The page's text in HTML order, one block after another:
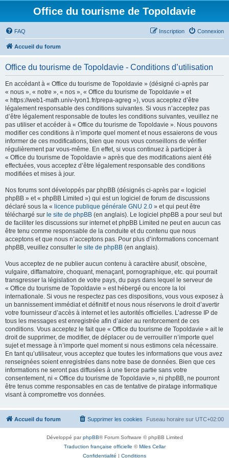
Office du tourisme de Topoldavie
FAQ Connexion
Inscription
Accueil du forum
Office du tourisme de Topoldavie - Conditions d’utilisation
En accédant à « Office du tourisme de Topoldavie » (désigné ci-après par
« nous », « notre », « nos », « Office du tourisme de Topoldavie » et
« https://web1-math.univ-lyon1.fr/prepa-agreg »), vous acceptez d’être
légalement responsable des conditions suivantes. Si vous n’acceptez pas
d’être légalement responsable de toutes les conditions suivantes, veuillez ne
pas utiliser et accéder à « Office du tourisme de Topoldavie ». Nous pouvons
modifier ces conditions à n’importe quel moment et nous essaierons de vous
informer de ces modifications, bien que nous vous conseillons de vérifier
régulièrement par vous-même. En effet, si vous continuez à participer à
« Office du tourisme de Topoldavie » après que des modifications aient été
effectuées, vous acceptez d’être légalement responsable des conditions
modifiées et mises à jour.
Nos forums sont développés par phpBB (désignés ci-après par « logiciel
phpBB » et « phpBB Limited ») qui est un logiciel de forum de discussions
déclaré sous la « licence publique générale GNU 2.0 » et qui peut être
téléchargé sur le site de phpBB (en anglais). Le logiciel phpBB a pour seul but
de faciliter les discussions sur internet et phpBB Limited ne peut en aucun cas
être tenu comme responsable de la conduite et du contenu que nous
acceptons et que nous n’acceptons pas. Pour plus d’informations concernant
phpBB, veuillez consulter le site de phpBB (en anglais).
Vous acceptez de ne publier aucun contenu à caractère abusif, obscène,
vulgaire, diffamatoire, choquant, menaçant, pornographique, etc. qui pourrait
transgresser la législation de votre pays, du pays dans lequel le serveur de
« Office du tourisme de Topoldavie » est hébergé ou encore la loi
internationale. Si vous ne respectez pas ces dispositions, vous vous exposez à
un bannissement immédiat et définitif et nous nous réservons le droit d’avertir
votre fournisseur d’accès à internet et les autorités officielles. L’adresse IP de
tous les messages est enregistrée afin d’aider au renforcement de ces
conditions. Vous acceptez le fait que « Office du tourisme de Topoldavie » ait le
droit de supprimer, de modifier, de déplacer ou de verrouiller n’importe quel
sujet et message à n’importe quel moment si nous estimons cela nécessaire.
En tant qu’utilisateur, vous acceptez que toutes les informations que vous avez
renseignées soient enregistrées dans notre base de données. Bien que ces
informations ne seront pas diffusées à une tierce partie sans votre
consentement, ni « Office du tourisme de Topoldavie », ni phpBB, ne pourront
être tenus comme responsables en cas de tentative de piratage informatique
visant à compromettre vos données.
Accueil du forum Fuseau horaire sur UTC+02:00
Supprimer les cookies
Développé parphpBB® Forum Software © phpBB Limited
Traduction française officielle ©Miles Cellar
Confidentialité | Conditions